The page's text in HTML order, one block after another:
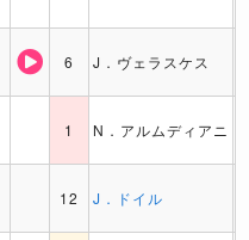
6 J．ヴェラスケス
1 N．アルムディアニ
12 J．ドイル